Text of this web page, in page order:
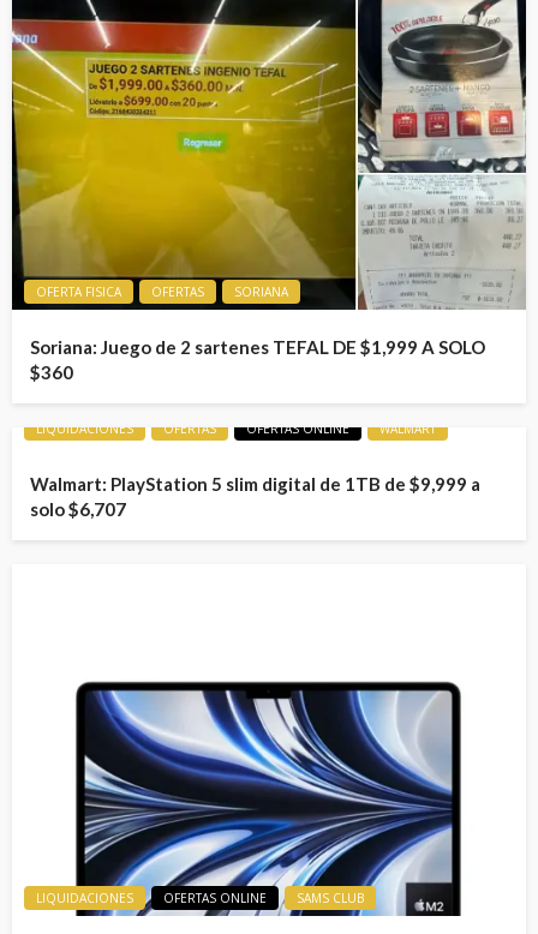
OFERTA FISICA OFERTAS SORIANA
Soriana: Juego de 2 sartenes TEFAL DE $1,999 A SOLO
$360
LIQUIDACIONES OFERTAS OFERTAS ONLINE WALMART
Walmart: PlayStation 5 slim digital de 1TB de $9,999 a
solo $6,707
LIQUIDACIONES OFERTAS ONLINE SAMS CLUB